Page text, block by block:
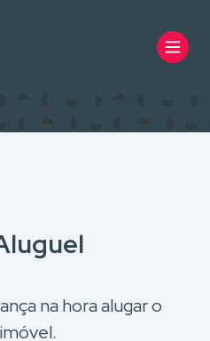
na hora alugar o